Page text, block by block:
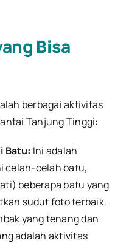
Bisa
berbagai aktivitas
Tanjung Tinggi:
Batu: Ini adalah
celah-celah batu,
beberapa batu yang
sudut foto terbaik.
yang tenang dan
adalah aktivitas